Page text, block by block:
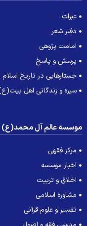
عبرات
دفتر شعر
امامت پژوهی
پرسش و پاسخ
جستارهایی در تاریخ اسلام
سیره و زندگانی اهل بیت(ع)
عالم آل محمد(ع)
مرکز فقهی
اخبار موسسه
اخلاق و تربیت
مشاوره اسلامی
تفسیر و علوم قرآنی